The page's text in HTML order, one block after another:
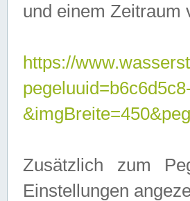
und einem Zeitraum
https://
Zusätzlich zum
Einstellungen